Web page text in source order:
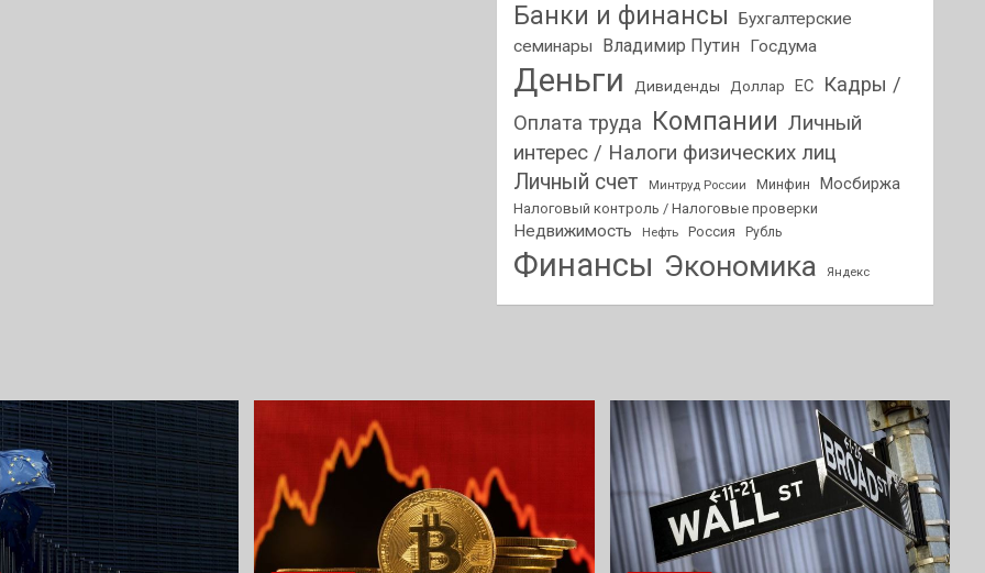
Банки и финансы
Бухгалтерские
семинары
Владимир Путин Госдума
Деньги Дивиденды Доллар ЕС
Кадры /
Оплата труда Компании Личный
интерес / Налоги физических лиц
Личный счет Минтруд России Минфин Мосбиржа
Налоговый контроль / Налоговые проверки
Недвижимость Нефть Россия Рубль
Финансы Экономика Яндекс